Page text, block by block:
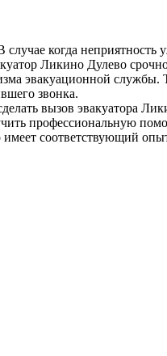
когда
Ликино Дулево срочно
эвакуационной службы.
звонка.
вызов эвакуатора
профессиональную
соответствующий